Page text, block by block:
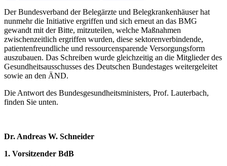
Der Bundesverband der Belegärzte und Belegkrankenhäuser hat
nunmehr die Initiative ergriffen und sich erneut an das BMG
gewandt mit der Bitte, mitzuteilen, welche Maßnahmen
zwischenzeitlich ergriffen wurden, diese sektorenverbindende,
patientenfreundliche und ressourcensparende Versorgungsform
auszubauen. Das Schreiben wurde gleichzeitig an die Mitglieder des
Gesundheitsausschusses des Deutschen Bundestages weitergeleitet
sowie an den ÄND.
Die Antwort des Bundesgesundheitsministers, Prof. Lauterbach,
finden Sie unten.
Dr. Andreas W. Schneider
1. Vorsitzender BdB